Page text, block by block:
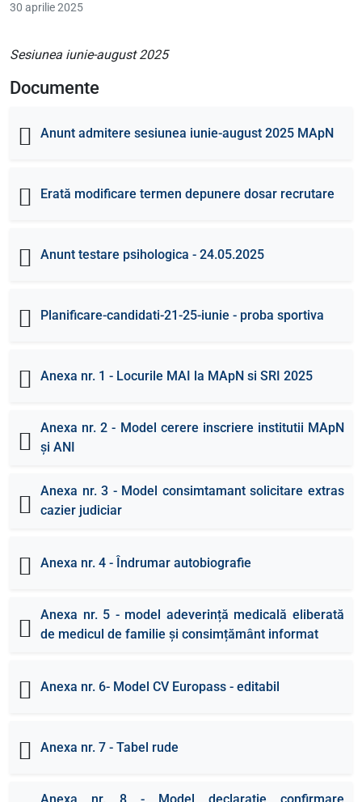
30 aprilie 2025
Sesiunea iunie-august 2025
Documente
Anunt admitere sesiunea iunie-august 2025 MApN
Erată modificare termen depunere dosar recrutare
Anunt testare psihologica - 24.05.2025
Planificare-candidati-21-25-iunie - proba sportiva
Anexa nr. 1 - Locurile MAI la MApN si SRI 2025
Anexa nr. 2 - Model cerere inscriere institutii MApN
și ANI
Anexa nr. 3 - Model consimtamant solicitare extras
cazier judiciar
Anexa nr. 4 - Îndrumar autobiografie
Anexa nr. 5 - model adeverință medicală eliberată
de medicul de familie și consimțământ informat
Anexa nr. 6- Model CV Europass - editabil
Anexa nr. 7 - Tabel rude